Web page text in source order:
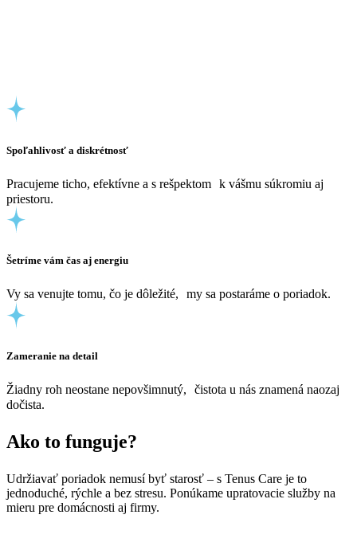
Spoľahlivosť a diskrétnosť
Pracujeme ticho, efektívne a s rešpektom k vášmu súkromiu aj
priestoru.
Šetríme vám čas aj energiu
Vy sa venujte tomu, čo je dôležité, my sa postaráme o poriadok.
Zameranie na detail
Žiadny roh neostane nepovšimnutý, čistota u nás znamená naozaj
dočista.
Ako to funguje?
Udržiavať poriadok nemusí byť starosť – s Tenus Care je to
jednoduché, rýchle a bez stresu. Ponúkame upratovacie služby na
mieru pre domácnosti aj firmy.